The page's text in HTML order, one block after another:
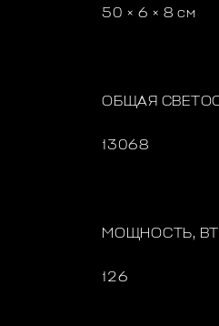
50 × 6 × 8 см
ОБЩАЯ
13068
МОЩНОСТЬ, ВТ
126